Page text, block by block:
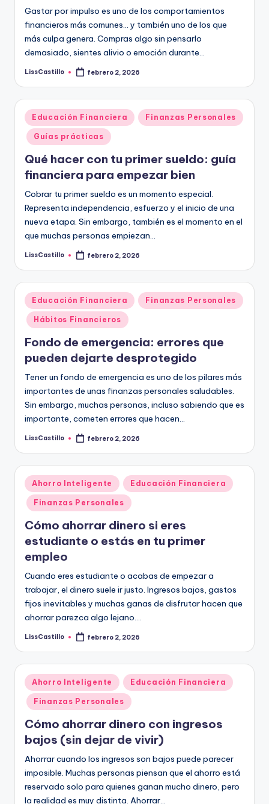
Gastar por impulso es uno de los comportamientos
financieros más comunes… y también uno de los que
más culpa genera. Compras algo sin pensarlo
demasiado, sientes alivio o emoción durante…
Publicado
LissCastillo febrero 2, 2026
Publicado
en
Educación Financiera Finanzas Personales
Guías prácticas
Qué hacer con tu primer sueldo: guía
financiera para empezar bien
Cobrar tu primer sueldo es un momento especial.
Representa independencia, esfuerzo y el inicio de una
nueva etapa. Sin embargo, también es el momento en el
que muchas personas empiezan…
Publicado
LissCastillo febrero 2, 2026
Publicado
en
Educación Financiera Finanzas Personales
Hábitos Financieros
Fondo de emergencia: errores que
pueden dejarte desprotegido
Tener un fondo de emergencia es uno de los pilares más
importantes de unas finanzas personales saludables.
Sin embargo, muchas personas, incluso sabiendo que es
importante, cometen errores que hacen…
Publicado
LissCastillo febrero 2, 2026
Publicado
en
Ahorro Inteligente Educación Financiera
Finanzas Personales
Cómo ahorrar dinero si eres
estudiante o estás en tu primer
empleo
Cuando eres estudiante o acabas de empezar a
trabajar, el dinero suele ir justo. Ingresos bajos, gastos
fijos inevitables y muchas ganas de disfrutar hacen que
ahorrar parezca algo lejano.…
Publicado
LissCastillo febrero 2, 2026
Publicado
en
Ahorro Inteligente Educación Financiera
Finanzas Personales
Cómo ahorrar dinero con ingresos
bajos (sin dejar de vivir)
Ahorrar cuando los ingresos son bajos puede parecer
imposible. Muchas personas piensan que el ahorro está
reservado solo para quienes ganan mucho dinero, pero
la realidad es muy distinta. Ahorrar…